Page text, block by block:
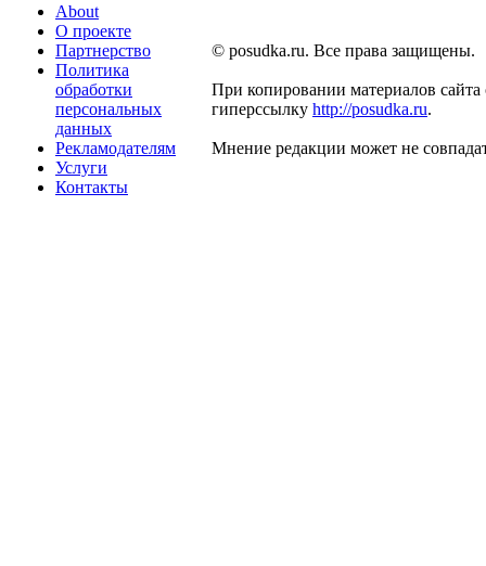
About
О проекте
Партнерство
Политика
обработки
персональных
данных
Рекламодателям
Услуги
Контакты
© posudka.ru. Все права защищены.
При копировании материалов сайта
гиперссылку http://posudka.ru.
Мнение редакции может не